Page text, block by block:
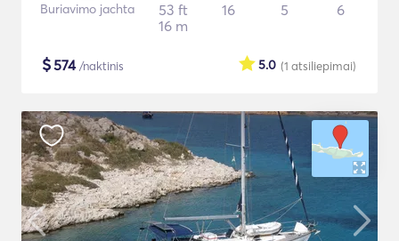
Buriavimo jachta
53 ft
16 m
16 5 6
$574/naktinis (1 atsiliepimai)
5.0